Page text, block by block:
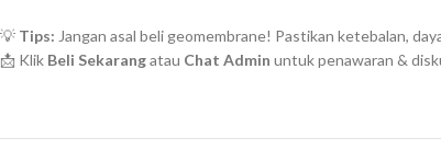
💡 Tips: Jangan asal beli geomembrane! Pastikan ketebalan,
📩 Klik Beli Sekarangatau Chat Admin untuk penawaran &